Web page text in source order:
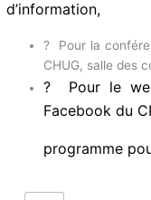
d’information,
? Pour la
au CHUG, salle
? Pour le
Facebook du
programme